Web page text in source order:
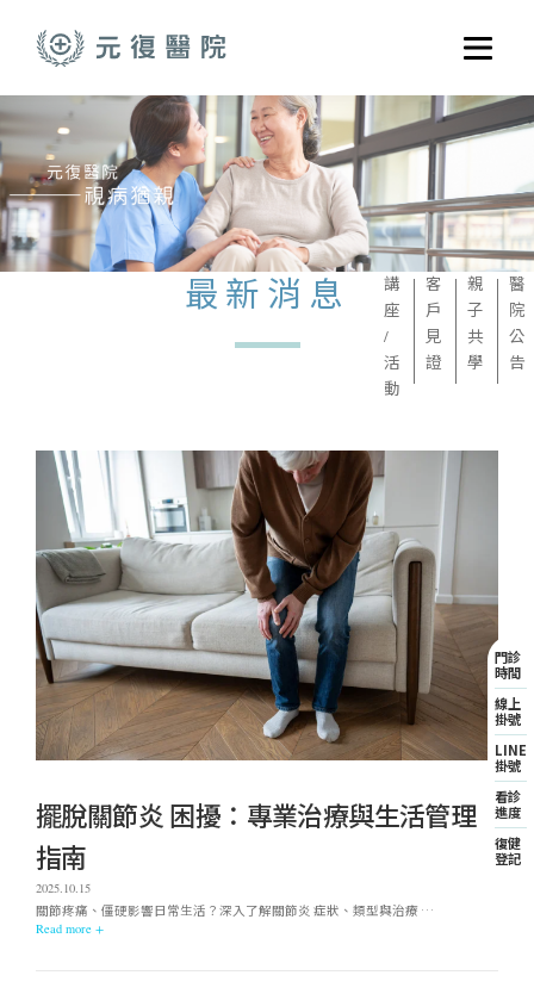
選單
關於元復
就醫指南
醫學門診
醫療養護服務 最新消息
講
座
/
活
動
客
戶
見
證
親
子
共
學
醫
院
公
告
擺脫關節炎 困擾：專業治療與生活管理
指南
2025.10.15
關節疼痛、僵硬影響日常生活？深入了解關節炎 症狀、類型與治療 …
Read more +
門診
時間
線上
掛號
LINE
掛號
看診
進度
復健
登記